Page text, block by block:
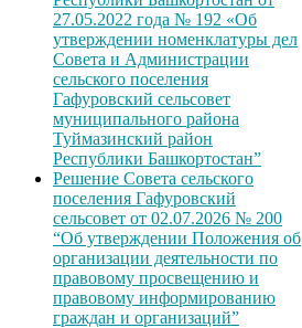
27.05.2022 года № 192 «Об
утверждении номенклатуры дел
Совета и Администрации
сельского поселения
Гафуровский сельсовет
муниципального района
Туймазинский район
Республики Башкортостан”
Решение Совета сельского
поселения Гафуровский
сельсовет от 02.07.2026 № 200
“Об утверждении Положения об
организации деятельности по
правовому просвещению и
правовому информированию
граждан и организаций”